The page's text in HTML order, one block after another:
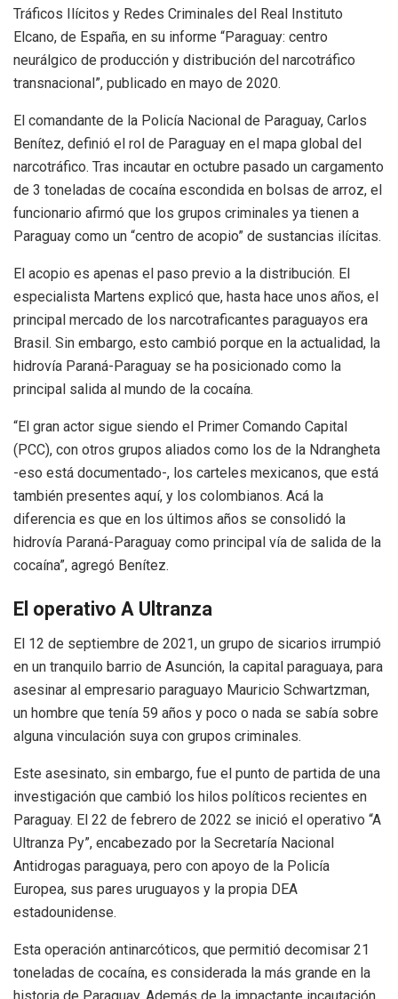
Tráficos Ilícitos y Redes Criminales del Real Instituto
Elcano, de España, en su informe “Paraguay: centro
neurálgico de producción y distribución del narcotráfico
transnacional”, publicado en mayo de 2020.
El comandante de la Policía Nacional de Paraguay, Carlos
Benítez, definió el rol de Paraguay en el mapa global del
narcotráfico. Tras incautar en octubre pasado un cargamento
de 3 toneladas de cocaína escondida en bolsas de arroz, el
funcionario afirmó que los grupos criminales ya tienen a
Paraguay como un “centro de acopio” de sustancias ilícitas.
El acopio es apenas el paso previo a la distribución. El
especialista Martens explicó que, hasta hace unos años, el
principal mercado de los narcotraficantes paraguayos era
Brasil. Sin embargo, esto cambió porque en la actualidad, la
hidrovía Paraná-Paraguay se ha posicionado como la
principal salida al mundo de la cocaína.
“El gran actor sigue siendo el Primer Comando Capital
(PCC), con otros grupos aliados como los de la Ndrangheta
-eso está documentado-, los carteles mexicanos, que está
también presentes aquí, y los colombianos. Acá la
diferencia es que en los últimos años se consolidó la
hidrovía Paraná-Paraguay como principal vía de salida de la
cocaína”, agregó Benítez.
El operativo A Ultranza
El 12 de septiembre de 2021, un grupo de sicarios irrumpió
en un tranquilo barrio de Asunción, la capital paraguaya, para
asesinar al empresario paraguayo Mauricio Schwartzman,
un hombre que tenía 59 años y poco o nada se sabía sobre
alguna vinculación suya con grupos criminales.
Este asesinato, sin embargo, fue el punto de partida de una
investigación que cambió los hilos políticos recientes en
Paraguay. El 22 de febrero de 2022 se inició el operativo “A
Ultranza Py”, encabezado por la Secretaría Nacional
Antidrogas paraguaya, pero con apoyo de la Policía
Europea, sus pares uruguayos y la propia DEA
estadounidense.
Esta operación antinarcóticos, que permitió decomisar 21
toneladas de cocaína, es considerada la más grande en la